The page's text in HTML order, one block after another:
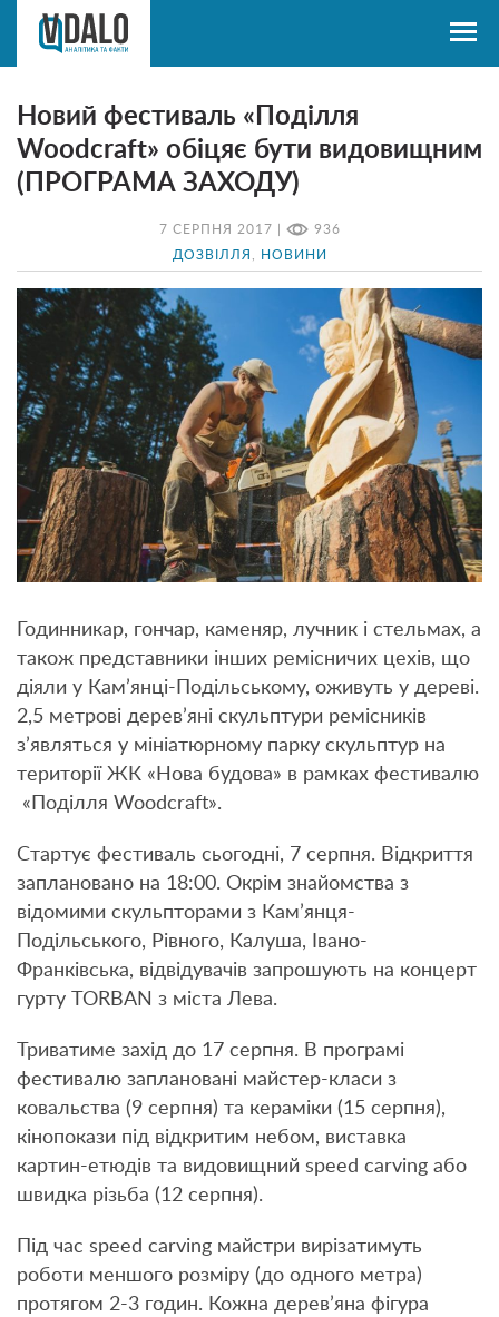
7 СЕРПНЯ 2017 | 936
ДОЗВІЛЛЯ НОВИНИ
Новий фестиваль «Поділля
Woodcraft» обіцяє бути видовищним
(ПРОГРАМА ЗАХОДУ)
Годинникар, гончар, каменяр, лучник і стельмах, а
також представники інших ремісничих цехів, що
діяли у Кам’янці-Подільському, оживуть у дереві.
2,5 метрові дерев’яні скульптури ремісників
з’являться у мініатюрному парку скульптур на
території ЖК «Нова будова» в рамках фестивалю
«Поділля Woodcraft».
Стартує фестиваль сьогодні, 7 серпня. Відкриття
заплановано на 18:00. Окрім знайомства з
відомими скульпторами з Кам’янця-
Подільського, Рівного, Калуша, Івано-
Франківська, відвідувачів запрошують на концерт
гурту TORBAN з міста Лева.
Триватиме захід до 17 серпня. В програмі
фестивалю заплановані майстер-класи з
ковальства (9 серпня) та кераміки (15 серпня),
кінопокази під відкритим небом, виставка
картин-етюдів та видовищний speed carving або
швидка різьба (12 серпня).
Під час speed carving майстри вирізатимуть
роботи меншого розміру (до одного метра)
протягом 2-3 годин. Кожна дерев’яна фігура